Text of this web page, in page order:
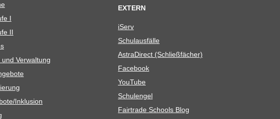
I
II
Verwaltung
​​Inklusion
EXTERN
iServ
Schul­aus­fälle
Astra­Di­rect (Schließ­fä­cher)
Face­book
You­Tube
Schul­en­gel
Fair­trade Schools Blog